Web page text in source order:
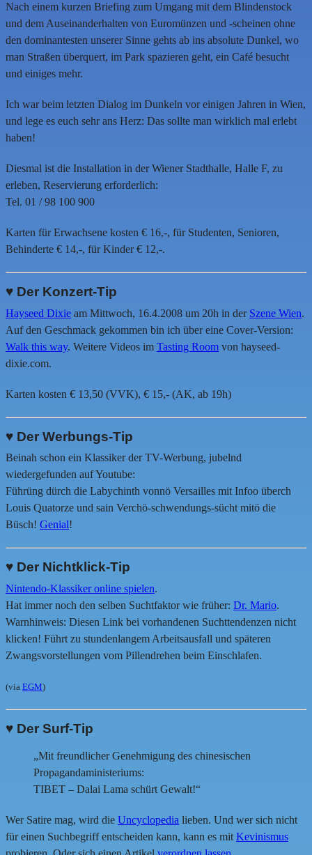
Nach einem kurzen Briefing zum Umgang mit dem Blindenstock
und dem Auseinanderhalten von Euromünzen und -scheinen ohne
den dominantesten unserer Sinne gehts ab ins absolute Dunkel, wo
man Straßen überquert, im Park spazieren geht, ein Café besucht
und einiges mehr.
Ich war beim letzten Dialog im Dunkeln vor einigen Jahren in Wien,
und lege es euch sehr ans Herz: Das sollte man wirklich mal erlebt
haben!
Diesmal ist die Installation in der Wiener Stadthalle, Halle F, zu
erleben, Reservierung erforderlich:
Tel. 01 / 98 100 900
Karten für Erwachsene kosten € 16,-, für Studenten, Senioren,
Behinderte € 14,-, für Kinder € 12,-.
♥ Der Konzert-Tip
Hayseed Dixie am Mittwoch, 16.4.2008 um 20h in der Szene Wien.
Auf den Geschmack gekommen bin ich über eine Cover-Version:
Walk this way. Weitere Videos im Tasting Room von hayseed-
dixie.com.
Karten kosten € 13,50 (VVK), € 15,- (AK, ab 19h)
♥ Der Werbungs-Tip
Beinah schon ein Klassiker der TV-Werbung, jubelnd
wiedergefunden auf Youtube:
Führüng dürch die Labychinth vonnö Versailles mit Infoo überch
Louis Quatorze und sain Verchö-schwendungs-sücht mitö die
Büsch! Genial!
♥ Der Nichtklick-Tip
Nintendo-Klassiker online spielen.
Hat immer noch den selben Suchtfaktor wie früher: Dr. Mario.
Warnhinweis: Diesen Link bei vorhandenen Suchttendenzen nicht
klicken! Führt zu stundenlangem Arbeitsausfall und späteren
Zwangsvorstellungen vom Pillendrehen beim Einschlafen.
(via EGM)
♥ Der Surf-Tip
„Mit freundlicher Genehmigung des chinesischen
Propagandaministeriums:
TIBET – Dalai Lama schürt Gewalt!“
Wer Satire mag, wird die Uncyclopedia lieben. Und wer sich nicht
für einen Suchbegriff entscheiden kann, kann es mit Kevinismus